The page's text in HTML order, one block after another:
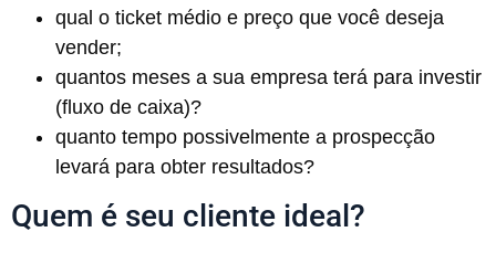
qual o ticket médio e preço que você deseja
vender;
quantos meses a sua empresa terá para investir
(fluxo de caixa)?
quanto tempo possivelmente a prospecção
levará para obter resultados?
Quem é seu cliente ideal?